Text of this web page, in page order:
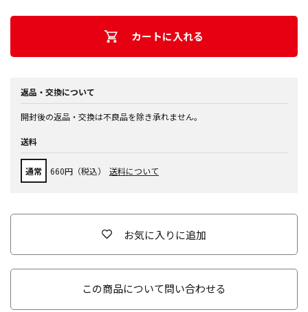
カートに入れる
返品・交換について
開封後の返品・交換は不良品を除き承れません。
送料
通常 660円（税込） 送料について
お気に入りに追加
この商品について問い合わせる